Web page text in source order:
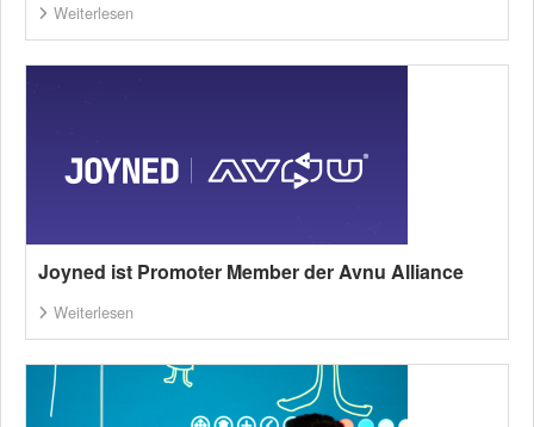
Weiterlesen
Joyned ist Promoter Member der Avnu Alliance
Weiterlesen